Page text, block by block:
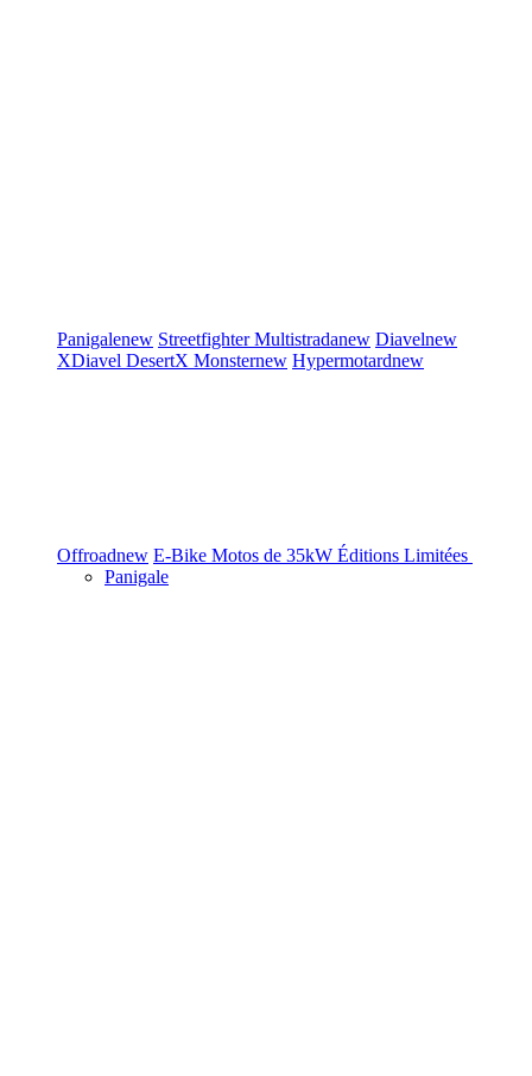
Panigalenew StreetfighterMultistradanew Diavelnew
XDiavel DesertX Monsternew Hypermotardnew
Offroadnew E-Bike Motos de 35kW Éditions Limitées
Panigale